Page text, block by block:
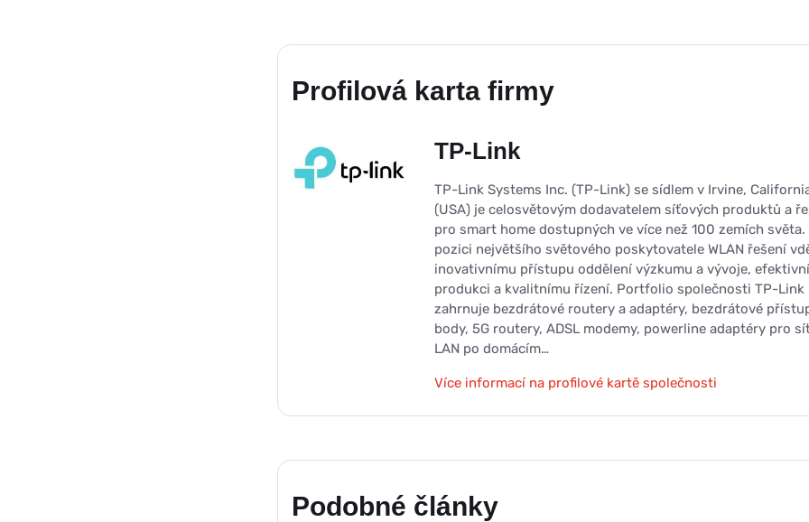
Profilová karta firmy
TP-Link
TP-Link Systems Inc. (TP-Link) se sídlem v Irvine,
(USA) je celosvětovým dodavatelem síťových produktů a
pro smart home dostupných ve více než 100 zemích světa.
pozici největšího světového poskytovatele WLAN řešení
inovativnímu přístupu oddělení výzkumu a vývoje, efektivní
produkci a kvalitnímu řízení. Portfolio společnosti TP-Link
zahrnuje bezdrátové routery a adaptéry, bezdrátové
body, 5G routery, ADSL modemy, powerline adaptéry pro
LAN po domácím…
Více informací na profilové kartě společnosti
Podobné články